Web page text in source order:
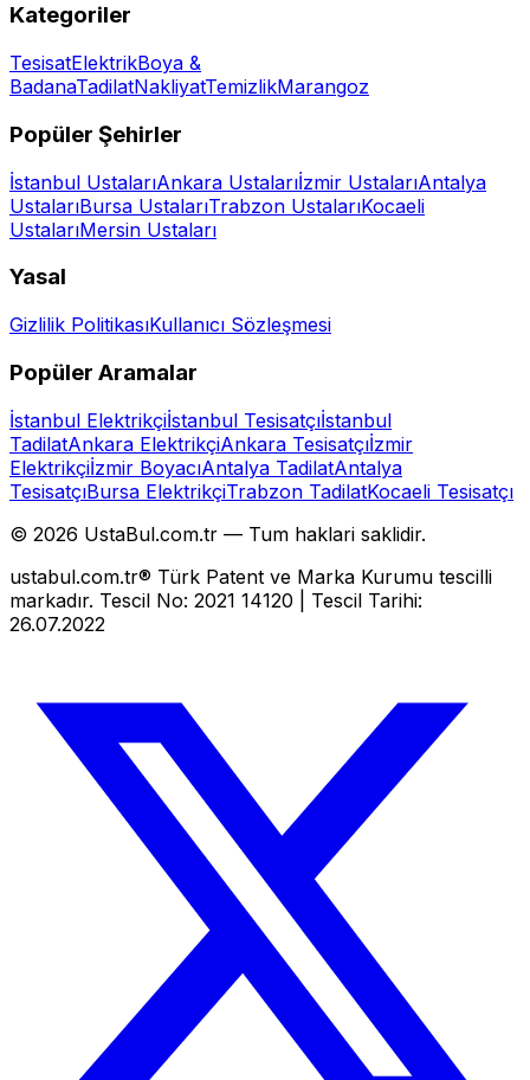
Kategoriler
TesisatElektrikBoya &
BadanaTadilatNakliyatTemizlikMarangoz
Popüler Şehirler
İstanbul UstalarıAnkara Ustalarıİzmir UstalarıAntalya
UstalarıBursa UstalarıTrabzon UstalarıKocaeli
UstalarıMersin Ustaları
Yasal
Gizlilik PolitikasıKullanıcı Sözleşmesi
Popüler Aramalar
İstanbul Elektrikçiİstanbul Tesisatçıİstanbul
TadilatAnkara ElektrikçiAnkara Tesisatçıİzmir
Elektrikçiİzmir BoyacıAntalya TadilatAntalya
TesisatçıBursa ElektrikçiTrabzon TadilatKocaeli Tesisatçı
© 2026 UstaBul.com.tr — Tum haklari saklidir.
ustabul.com.tr® Türk Patent ve Marka Kurumu tescilli
markadır. Tescil No: 2021 14120 | Tescil Tarihi:
26.07.2022